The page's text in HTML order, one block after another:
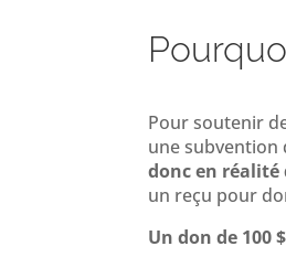
Pour soutenir
une subvention
donc en réalité
un reçu pour
Un don de 100